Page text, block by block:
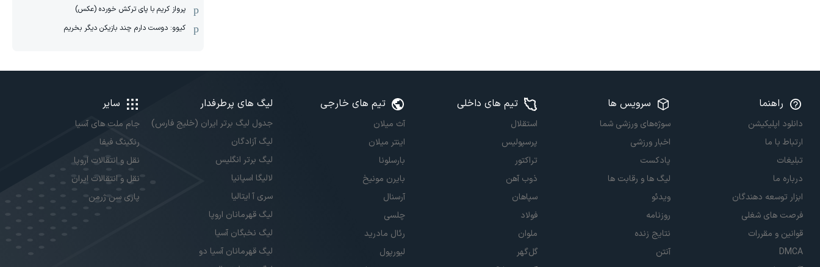
پرواز کریم با پای ترکش خورده (عکس)
کیوو: دوست دارم چند بازیکن دیگر بخریم
راهنما
دانلود اپلیکیشن
ارتباط با ما
تبلیغات
درباره ما
ابزار توسعه دهندگان
فرصت های شغلی
قوانین و مقررات
DMCA
سرویس ها
سوژه‌های ورزشی شما
اخبار ورزشی
پادکست
لیگ ها و رقابت ها
ویدئو
روزنامه
نتایج زنده
آنتن
تیم های داخلی
استقلال
پرسپولیس
تراکتور
ذوب آهن
سپاهان
فولاد
ملوان
گل‌گهر
تیم های خارجی
آث میلان
اینتر میلان
بارسلونا
بایرن مونیخ
آرسنال
چلسی
رئال مادرید
لیورپول
لیگ های پرطرفدار
جدول لیگ برتر ایران (خلیج فارس)
لیگ آزادگان
لیگ برتر انگلیس
لالیگا اسپانیا
سری آ ایتالیا
لیگ قهرمانان اروپا
لیگ نخبگان آسیا
لیگ قهرمانان آسیا دو
سایر
جام ملت های آسیا
رنکینگ فیفا
نقل و انتقالات اروپا
نقل و انتقالات ایران
پاری سن ژرمن